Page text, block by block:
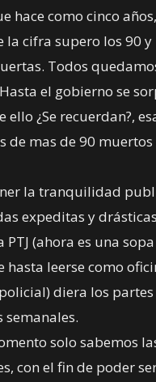
hace como cinco
la cifra supero los 90 y
Todos
el gobierno se
ello ¿Se recuerdan?,
de mas de 90 muertos
la tranquilidad
expeditas y
PTJ (ahora es una
hasta leerse como
diera los
semanales.
solo sabemos
con el fin de poder